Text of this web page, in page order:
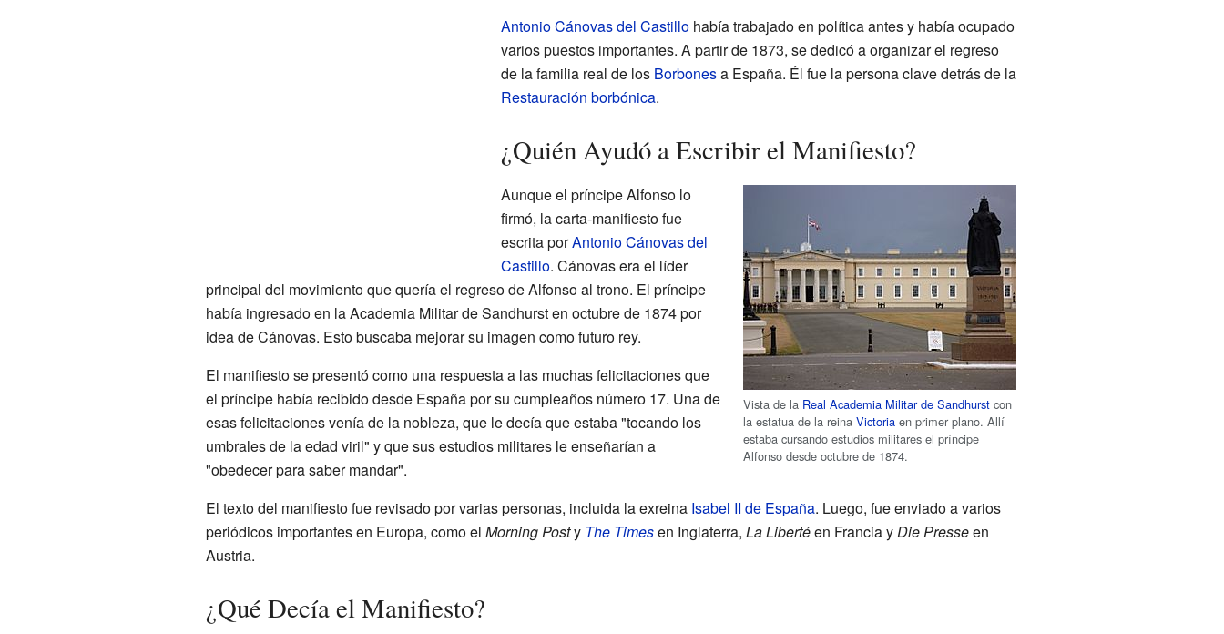
Antonio Cánovas del Castillohabía trabajado en política antes y había ocupado
varios puestos importantes. A partir de 1873, se dedicó a organizar el regreso
de la familia real de los Borbonesa España. Él fue la persona clave detrás de la
Restauración borbónica.
¿Quién Ayudó a Escribir el Manifiesto?
Vista de la Real Academia Militar de Sandhurst con
la estatua de la reinaVictoria en primer plano. Allí
estaba cursando estudios militares el príncipe
Alfonso desde octubre de 1874.
Aunque el príncipe Alfonso lo
firmó, la carta-manifiesto fue
escrita porAntonio Cánovas del
Castillo. Cánovas era el líder
principal del movimiento que quería el regreso de Alfonso al trono. El príncipe
había ingresado en la Academia Militar de Sandhurst en octubre de 1874 por
idea de Cánovas. Esto buscaba mejorar su imagen como futuro rey.
El manifiesto se presentó como una respuesta a las muchas felicitaciones que
el príncipe había recibido desde España por su cumpleaños número 17. Una de
esas felicitaciones venía de la nobleza, que le decía que estaba "tocando los
umbrales de la edad viril" y que sus estudios militares le enseñarían a
"obedecer para saber mandar".
El texto del manifiesto fue revisado por varias personas, incluida la exreina Isabel II de España. Luego, fue enviado a varios
periódicos importantes en Europa, como el Morning Posty The Timesen Inglaterra, La Libertéen Francia yDie Presseen
Austria.
¿Qué Decía el Manifiesto?